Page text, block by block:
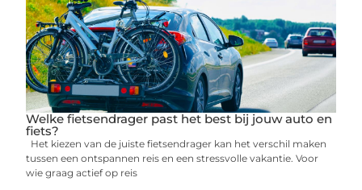
Welke fietsendrager past het best bij jouw auto en
fiets?
Het kiezen van de juiste fietsendrager kan het verschil maken
tussen een ontspannen reis en een stressvolle vakantie. Voor
wie graag actief op reis